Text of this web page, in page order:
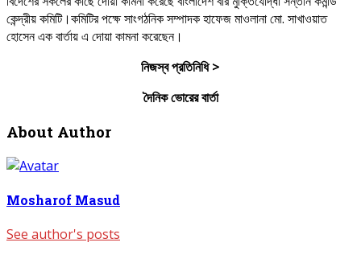
কেন্দ্রীয় কমিটি।কমিটির পক্ষে সাংগঠনিক সম্পাদক হাফেজ মাওলানা মো. সাখাওয়াত
হোসেন এক বার্তায় এ দোয়া কামনা করেছেন।
নিজস্বপ্রতিনিধি>
দৈনিক ভোরের বার্তা
About Author
Mosharof Masud
See author's posts